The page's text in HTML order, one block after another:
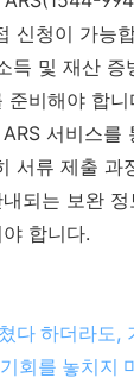
신청이 가능
득 및 재산
준비해야 합니
서비스를
서류 제출 과
되는 보완
합니다.
다 하더라도,
회를 놓치지